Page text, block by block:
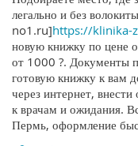
легально и без
no1.ru]https://klinika-
новую книжку по
от 1000 ?. Документы
готовую книжку к вам
через интернет,
к врачам и ожидания.
Пермь, оформление